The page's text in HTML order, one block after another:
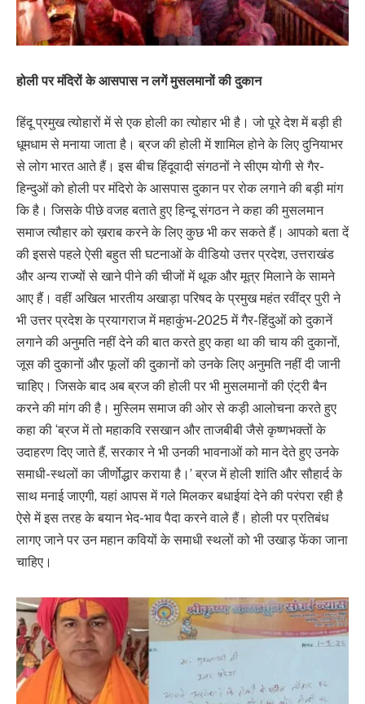
होली पर मंदिरों के आसपास न लगें मुसलमानों की दुकान
हिंदू प्रमुख त्योहारों में से एक होली का त्योहार भी है। जो पूरे देश में बड़ी ही
धूमधाम से मनाया जाता है। ब्रज की होली में शामिल होने के लिए दुनियाभर
से लोग भारत आते हैं। इस बीच हिंदूवादी संगठनों ने सीएम योगी से गैर-
हिन्दुओं को होली पर मंदिरो के आसपास दुकान पर रोक लगाने की बड़ी मांग
कि है। जिसके पीछे वजह बताते हुए हिन्दू संगठन ने कहा की मुसलमान
समाज त्यौहार को ख़राब करने के लिए कुछ भी कर सकते हैं। आपको बता दें
की इससे पहले ऐसी बहुत सी घटनाओं के वीडियो उत्तर प्रदेश, उत्तराखंड
और अन्य राज्यों से खाने पीने की चीजों में थूक और मूत्र मिलाने के सामने
आए हैं। वहीं अखिल भारतीय अखाड़ा परिषद के प्रमुख महंत रवींद्र पुरी ने
भी उत्तर प्रदेश के प्रयागराज में महाकुंभ-2025 में गैर-हिंदुओं को दुकानें
लगाने की अनुमति नहीं देने की बात करते हुए कहा था की चाय की दुकानों,
जूस की दुकानों और फूलों की दुकानों को उनके लिए अनुमति नहीं दी जानी
चाहिए। जिसके बाद अब ब्रज की होली पर भी मुसलमानों की एंट्री बैन
करने की मांग की है। मुस्लिम समाज की ओर से कड़ी आलोचना करते हुए
कहा की ‘ब्रज में तो महाकवि रसखान और ताजबीबी जैसे कृष्णभक्तों के
उदाहरण दिए जाते हैं, सरकार ने भी उनकी भावनाओं को मान देते हुए उनके
समाधी-स्थलों का जीर्णोद्धार कराया है।’ ब्रज में होली शांति और सौहार्द के
साथ मनाई जाएगी, यहां आपस में गले मिलकर बधाईयां देने की परंपरा रही है
ऐसे में इस तरह के बयान भेद-भाव पैदा करने वाले हैं। होली पर प्रतिबंध
लागए जाने पर उन महान कवियों के समाधी स्थलों को भी उखाड़ फेंका जाना
चाहिए।